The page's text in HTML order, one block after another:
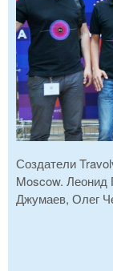
Создатели
Moscow. Леонид
Джумаев, Олег